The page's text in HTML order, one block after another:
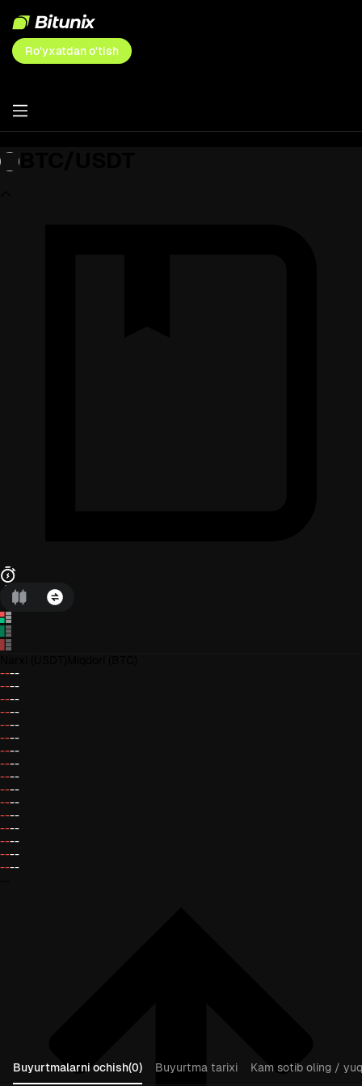
Ro'yxatdan o'tish
----
----
----
----
----
----
----
----
----
----
----
----
----
----
----
----
Buyurtmalarni ochish(0) Buyurtma tarixi
Kam sotib oling /